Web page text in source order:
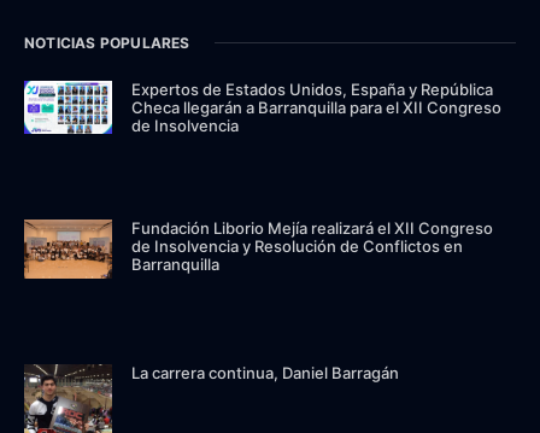
NOTICIAS POPULARES
Expertos de Estados Unidos, España y República
Checa llegarán a Barranquilla para el XII Congreso
de Insolvencia
Fundación Liborio Mejía realizará el XII Congreso
de Insolvencia y Resolución de Conflictos en
Barranquilla
La carrera continua, Daniel Barragán